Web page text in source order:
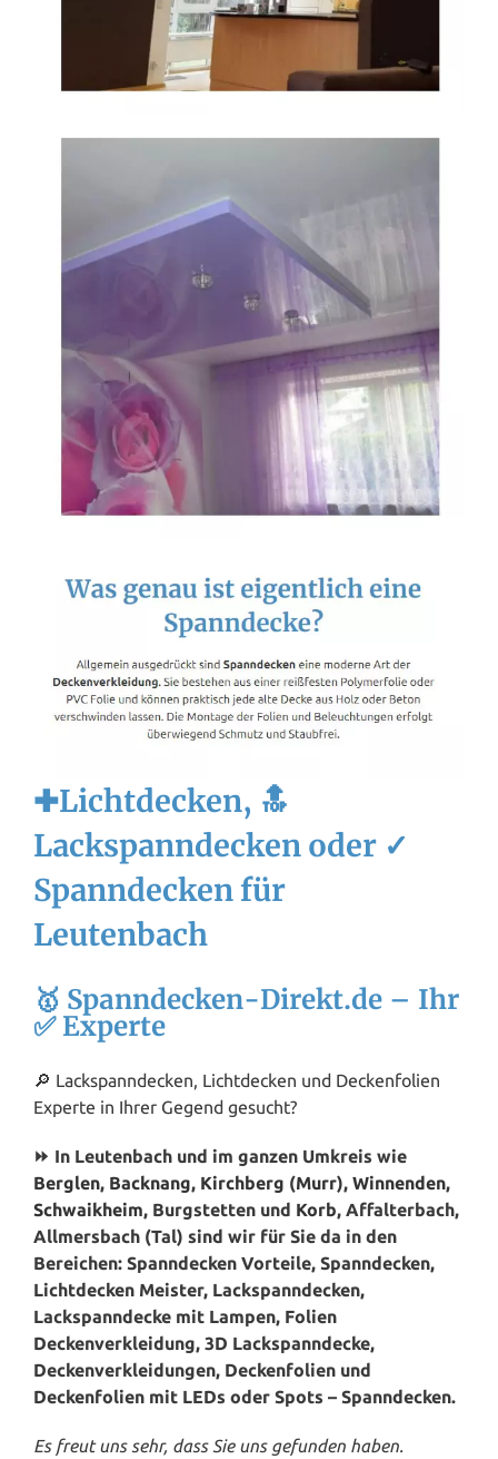
✚Lichtdecken, 🔝
Lackspanndecken oder ✓
Spanndecken für
Leutenbach
🥇 Spanndecken-Direkt.de – Ihr
✅ Experte
🔎 Lackspanndecken, Lichtdecken und Deckenfolien
Experte in Ihrer Gegend gesucht?
⏩ In Leutenbach und im ganzen Umkreis wie
Berglen, Backnang, Kirchberg (Murr), Winnenden,
Schwaikheim, Burgstetten und Korb, Affalterbach,
Allmersbach (Tal) sind wir für Sie da in den
Bereichen: Spanndecken Vorteile, Spanndecken,
Lichtdecken Meister, Lackspanndecken,
Lackspanndecke mit Lampen, Folien
Deckenverkleidung, 3D Lackspanndecke,
Deckenverkleidungen, Deckenfolien und
Deckenfolien mit LEDs oder Spots – Spanndecken.
Es freut uns sehr, dass Sie uns gefunden haben.